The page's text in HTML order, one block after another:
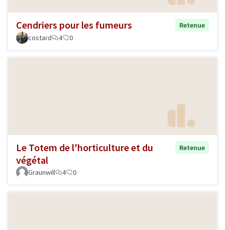
Cendriers pour les fumeurs
Retenue
costard
4 0
Le Totem de l'horticulture et du
végétal
Retenue
Graunwill 4 0